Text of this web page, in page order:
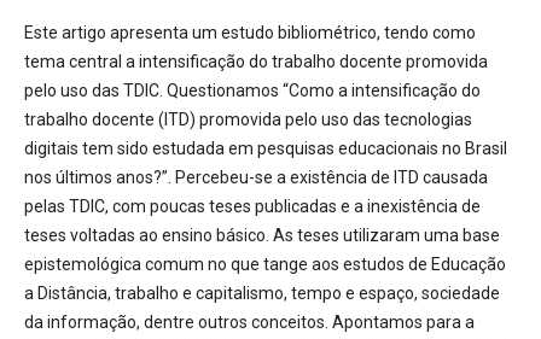
Este artigo apresenta um estudo bibliométrico, tendo como
tema central a intensificação do trabalho docente promovida
pelo uso das TDIC. Questionamos “Como a intensificação do
trabalho docente (ITD) promovida pelo uso das tecnologias
digitais tem sido estudada em pesquisas educacionais no Brasil
nos últimos anos?”. Percebeu-se a existência de ITD causada
pelas TDIC, com poucas teses publicadas e a inexistência de
teses voltadas ao ensino básico. As teses utilizaram uma base
epistemológica comum no que tange aos estudos de Educação
a Distância, trabalho e capitalismo, tempo e espaço, sociedade
da informação, dentre outros conceitos. Apontamos para a